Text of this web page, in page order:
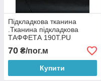
Підкладкова тканина
.Тканина підкладкова
ТАФФЕТА 190T.PU
Чорний
70 ₴/пог.м
Купити